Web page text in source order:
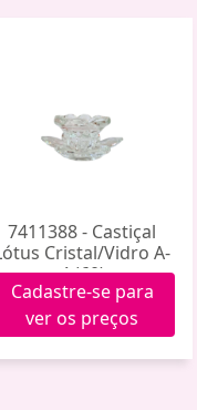
7411388 - Castiçal
Cristal/Vidro A-
4 (60)
Cadastre-se para
ver os preços